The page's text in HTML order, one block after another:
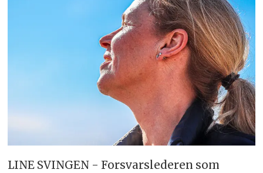
LINE SVINGEN - Forsvarslederen som